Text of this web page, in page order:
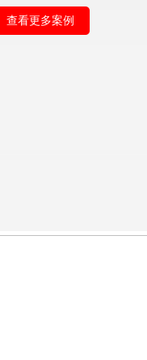
查看更多案例